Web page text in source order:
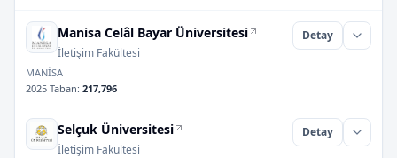
Manisa Celâl Bayar Üniversitesi
İletişim Fakültesi
Detay
MANİSA
2025 Taban: 217,796
Selçuk Üniversitesi
İletişim Fakültesi
Detay